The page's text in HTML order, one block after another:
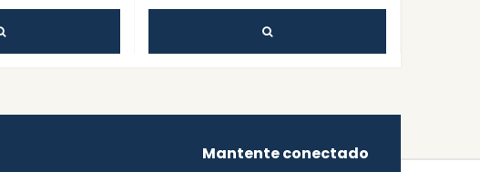
Mantente conectado